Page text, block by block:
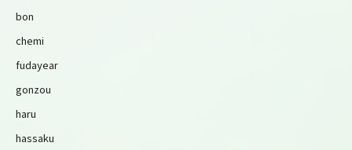
bon
chemi
fudayear
gonzou
haru
hassaku